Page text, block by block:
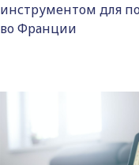
инструментом для
во Франции